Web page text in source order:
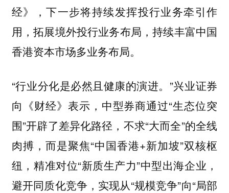
经》，下一步将持续发挥投行业务牵引作
用，拓展境外投行业务布局，持续丰富中国
香港资本市场多业务布局。
“行业分化是必然且健康的演进。”兴业证券
向《财经》表示，中型券商通过“生态位突
围”开辟了差异化路径，不求“大而全”的全线
肉搏，而是聚焦“中国香港+新加坡”双核枢
纽，精准对位“新质生产力”中型出海企业，
避开同质化竞争，实现从“规模竞争”向“局部